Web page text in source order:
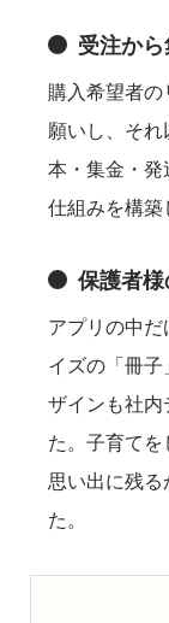
受注か
購入希望者
願いし、そ
本・集金・
仕組みを構築
保護者
アプリの中
イズの「冊
ザインも社
た。子育てを
思い出に残
た。